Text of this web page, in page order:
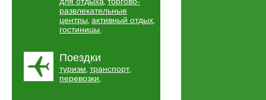
,
развлекательные
центры, активный отдых,
гостиницы,
Поездки
туризм, транспорт,
перевозки,